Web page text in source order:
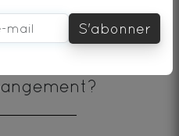
S'abonner